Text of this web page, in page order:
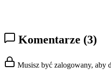
Komentarze (3)
Musisz być zalogowany, aby